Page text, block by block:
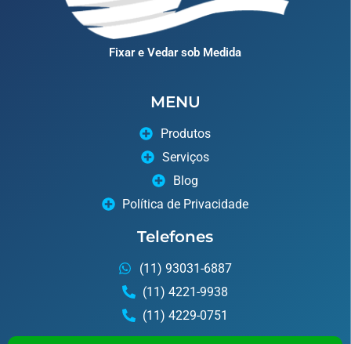
Fixar e Vedar sob Medida
MENU
Produtos
Serviços
Blog
Política de Privacidade
Telefones
(11) 93031-6887
(11) 4221-9938
(11) 4229-0751